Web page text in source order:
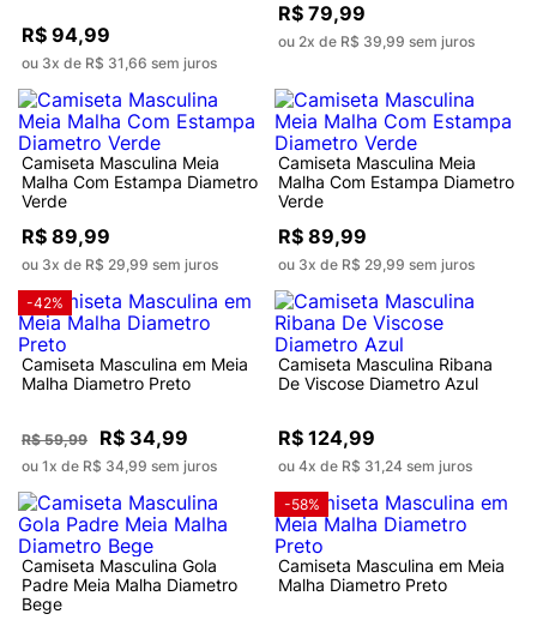
R$ 94,99
ou 3x de R$ 31,66 sem juros
R$ 79,99
ou 2x de R$ 39,99 sem juros
Camiseta Masculina Meia
Malha Com Estampa Diametro
Verde
R$ 89,99
ou 3x de R$ 29,99 sem juros
Camiseta Masculina Meia
Malha Com Estampa Diametro
Verde
R$ 89,99
ou 3x de R$ 29,99 sem juros
-42%
Camiseta Masculina em Meia
Malha Diametro Preto
R$ 59,99 R$ 34,99
ou 1x de R$ 34,99 sem juros
Camiseta Masculina Ribana
De Viscose Diametro Azul
R$ 124,99
ou 4x de R$ 31,24 sem juros
Camiseta Masculina Gola
Padre Meia Malha Diametro
Bege
-58%
Camiseta Masculina em Meia
Malha Diametro Preto